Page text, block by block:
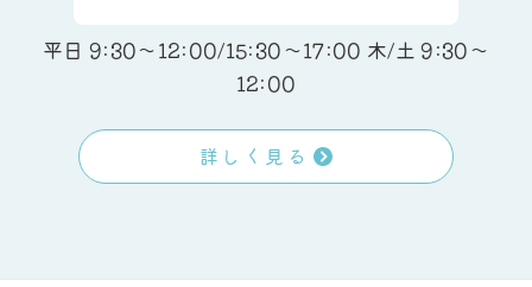
平日 9:30～12:00/15:30〜17:00 木/土 9:30～
12:00
詳しく見る